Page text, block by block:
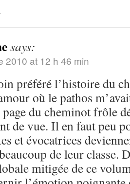
says:
2010 at 12 h 46 min
préféré l’histoire du
où le pathos
du cheminot frôle
de vue. Il en faut peu
et évocatrices
de leur classe.
mitigée de ce